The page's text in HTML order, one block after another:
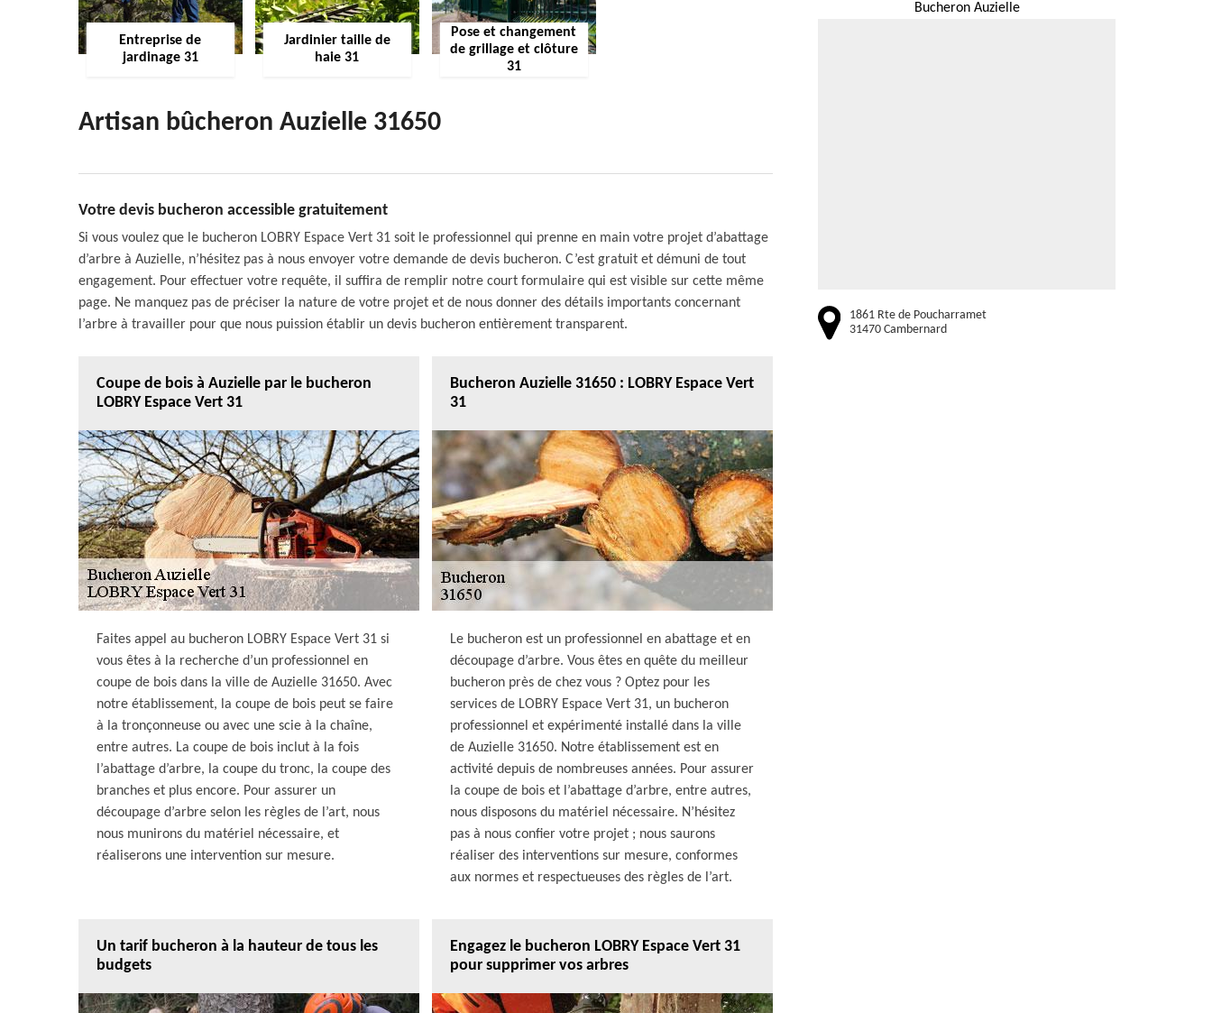
Entreprise de
jardinage 31
Jardinier taille de
haie 31
Pose et changement
de grillage et clôture
31
Artisan bûcheron Auzielle 31650
Votre devis bucheron accessible gratuitement
Si vous voulez que le bucheron LOBRY Espace Vert 31 soit le professionnel qui prenne en main votre projet d’abattage
d’arbre à Auzielle, n’hésitez pas à nous envoyer votre demande de devis bucheron. C’est gratuit et démuni de tout
engagement. Pour effectuer votre requête, il suffira de remplir notre court formulaire qui est visible sur cette même
page. Ne manquez pas de préciser la nature de votre projet et de nous donner des détails importants concernant
l’arbre à travailler pour que nous puission établir un devis bucheron entièrement transparent.
Coupe de bois à Auzielle par le bucheron
LOBRY Espace Vert 31
Faites appel au bucheron LOBRY Espace Vert 31 si
vous êtes à la recherche d’un professionnel en
coupe de bois dans la ville de Auzielle 31650. Avec
notre établissement, la coupe de bois peut se faire
à la tronçonneuse ou avec une scie à la chaîne,
entre autres. La coupe de bois inclut à la fois
l’abattage d’arbre, la coupe du tronc, la coupe des
branches et plus encore. Pour assurer un
découpage d’arbre selon les règles de l’art, nous
nous munirons du matériel nécessaire, et
réaliserons une intervention sur mesure.
Bucheron Auzielle 31650 : LOBRY Espace Vert
31
Le bucheron est un professionnel en abattage et en
découpage d’arbre. Vous êtes en quête du meilleur
bucheron près de chez vous ? Optez pour les
services de LOBRY Espace Vert 31, un bucheron
professionnel et expérimenté installé dans la ville
de Auzielle 31650. Notre établissement est en
activité depuis de nombreuses années. Pour assurer
la coupe de bois et l’abattage d’arbre, entre autres,
nous disposons du matériel nécessaire. N’hésitez
pas à nous confier votre projet ; nous saurons
réaliser des interventions sur mesure, conformes
aux normes et respectueuses des règles de l’art.
Un tarif bucheron à la hauteur de tous les
budgets
Engagez le bucheron LOBRY Espace Vert 31
pour supprimer vos arbres
Bucheron Auzielle
1861 Rte de Poucharramet
31470 Cambernard